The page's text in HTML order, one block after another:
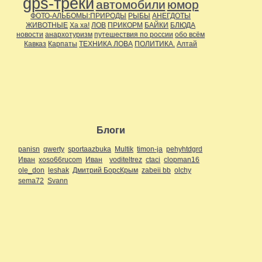
gps-треки автомобили юмор
ФОТО-АЛЬБОМЫ:ПРИРОДЫ РЫБЫ АНЕГДОТЫ
ЖИВОТНЫЕ Ха ха! ЛОВ ПРИКОРМ БАЙКИ БЛЮДА
новости анархотуризм путешествия по россии обо всём
Кавказ Карпаты ТЕХНИКА ЛОВА ПОЛИТИКА. Алтай
Блоги
panisn qwerty sportaazbuka Multik timon-ja pehyhtdgrd
Иван xoso66rucom Иван voditeltrez ctaci clopman16
ole_don leshak Дмитрий БорсКрым zabeii bb olchy
sema72 Svann